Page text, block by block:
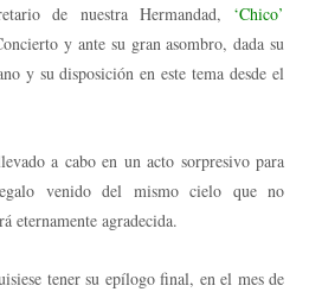
de nuestra Hermandad, ‘Chico’
y ante su gran asombro, dada su
y su disposición en este tema desde el
a cabo en un acto sorpresivo para
venido del mismo cielo que no
eternamente agradecida.
tener su epílogo final, en el mes de